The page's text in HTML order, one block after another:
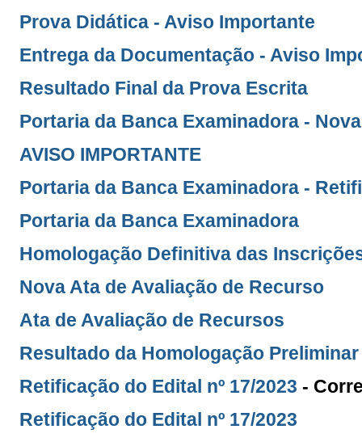
Prova Didática - Aviso Importante
Entrega da Documentação - Aviso
Resultado Final da Prova Escrita
Portaria da Banca Examinadora -
AVISO IMPORTANTE
Portaria da Banca Examinadora -
Portaria da Banca Examinadora
Homologação Definitiva das
Nova Ata de Avaliação de Recurso
Ata de Avaliação de Recursos
Resultado da Homologação
Retificação do Edital nº 17/2023 -
Retificação do Edital nº 17/2023